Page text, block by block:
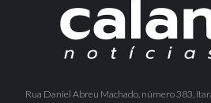
Rua Daniel Abreu Machado, número 383,